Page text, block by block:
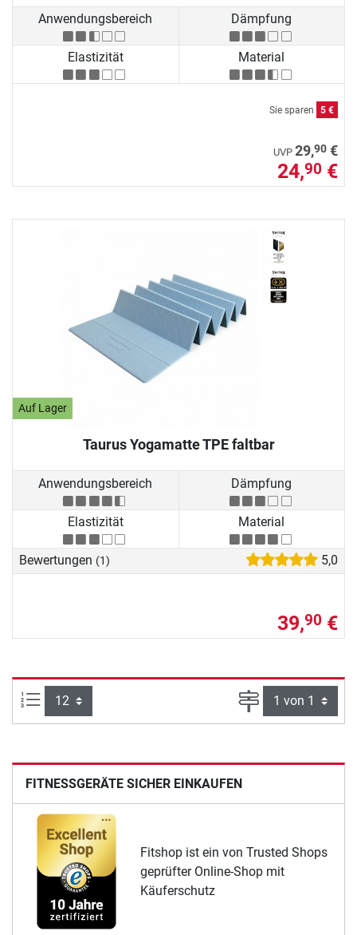
Anwendungsbereich Dämpfung
Elastizität Material
Sie sparen 5 €
UVP 29,90 €
24,90 €
Auf Lager
Taurus Yogamatte TPE faltbar
Anwendungsbereich Dämpfung
Elastizität Material
Bewertungen (1) 5,0
39,90 €
Artikel pro Seite: Seite
FITNESSGERÄTE SICHER EINKAUFEN
Fitshop ist ein von Trusted Shops
geprüfter Online-Shop mit
Käuferschutz